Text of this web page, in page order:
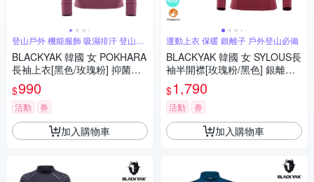
登山戶外 機能服飾 吸濕排汗 登山必
備
BLACKYAK 韓國 女 POKHARA
長袖上衣[黑色/玫瑰粉] 抑菌機
能 吸濕排汗 底層衣IU代言BYC
B2WC703
$990
活動 券
加入購物車
運動上衣 保暖 銀離子 戶外登山必備
BLACKYAK 韓國 女 SYLOUS長
袖半開襟[玫瑰粉/黑色] 銀離子
抗菌 保暖上衣 刷毛 BYCB2WC
903
$1,790
活動 券
加入購物車